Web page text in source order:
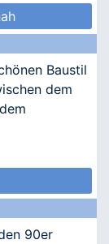
Baustil
dem
90er